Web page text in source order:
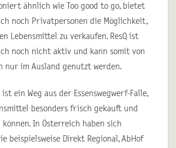
ähnlich wie Too good to go, bietet
noch Privatpersonen die Möglichkeit,
Lebensmittel zu verkaufen. ResQ ist
noch nicht aktiv und kann somit von
nur im Ausland genutzt werden.
ein Weg aus der Essenswegwerf-Falle,
besonders frisch gekauft und
In Österreich haben sich
beispielsweise Direkt Regional, AbHof